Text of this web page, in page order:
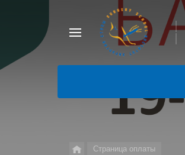
Страница оплаты